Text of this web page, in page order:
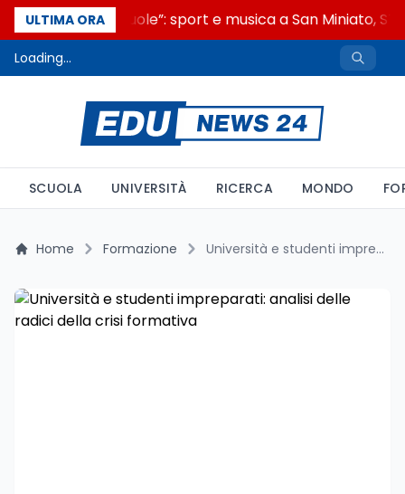
ULTIMA ORA
“Noi siamo le Scuole”: sport e musica a San Miniato,
Loading...
SCUOLA UNIVERSITÀ RICERCA MONDO
Home Formazione Università e studenti impreparati: analisi delle radici della crisi formativa